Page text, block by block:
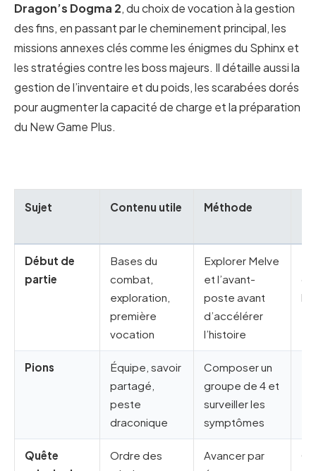
Dragon’s Dogma 2, du choix de vocation à la gestion
des fins, en passant par le cheminement principal, les
missions annexes clés comme les énigmes du Sphinx et
les stratégies contre les boss majeurs. Il détaille aussi la
gestion de l’inventaire et du poids, les scarabées dorés
pour augmenter la capacité de charge et la préparation
du New Game Plus.
Sujet Contenu utile Méthode
Début de
partie
Bases du
combat,
exploration,
première
vocation
Explorer Melve
et l’avant-
poste avant
d’accélérer
l’histoire
de
Pions
Équipe, savoir
partagé,
peste
draconique
Composer un
groupe de 4 et
surveiller les
symptômes
Quête
Ordre des
Avancer par